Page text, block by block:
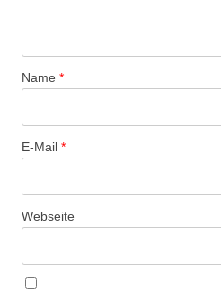
Name *
E-Mail *
Webseite